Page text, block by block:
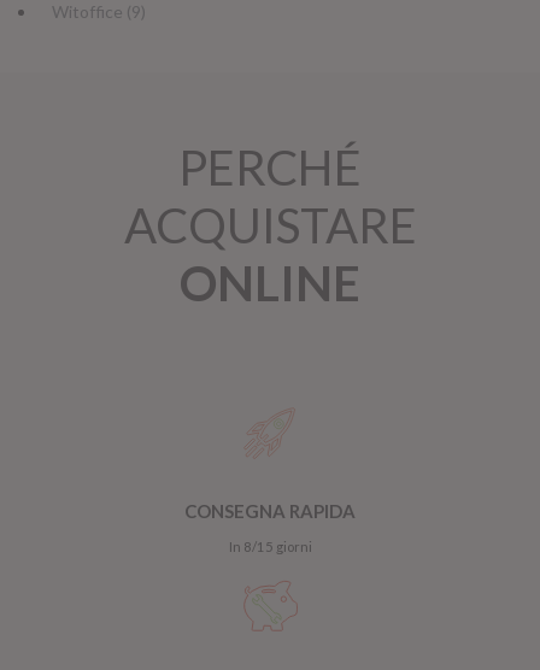
Witoffice (9)
PERCHÉ
ACQUISTARE
ONLINE
CONSEGNA RAPIDA
In 8/15 giorni